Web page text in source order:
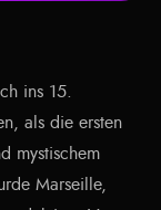
ins 15.
als die ersten
mystischem
Marseille,